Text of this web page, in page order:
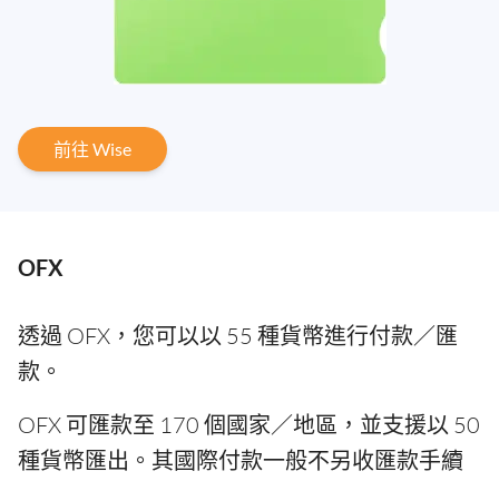
前往 Wise
OFX
透過 OFX，您可以以 55 種貨幣進行付款／匯
款。
OFX 可匯款至 170 個國家／地區，並支援以 50
種貨幣匯出。其國際付款一般不另收匯款手續